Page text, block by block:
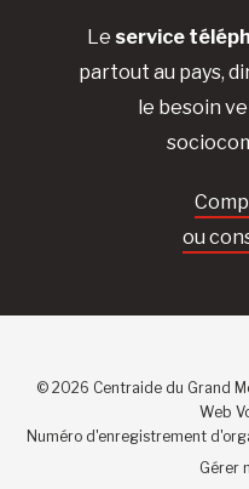
Le service
partout au pays,
le besoin
ou
© 2026 Centraide du Grand
Web
Numéro d'enregistrement
Gérer